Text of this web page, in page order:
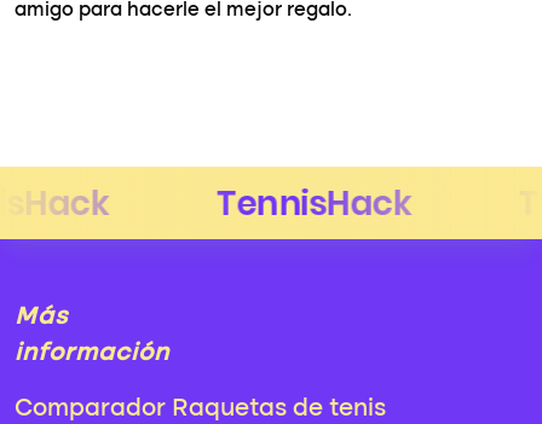
amigo para hacerle el mejor regalo.
Más
información
Comparador Raquetas de tenis